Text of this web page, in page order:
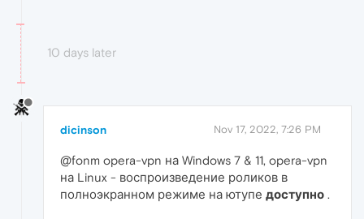
10 days later
dicinson Nov 17, 2022, 7:26 PM
@fonm opera-vpn на Windows 7 & 11, opera-vpn
на Linux - воспроизведение роликов в
полноэкранном режиме на ютупе доступно .